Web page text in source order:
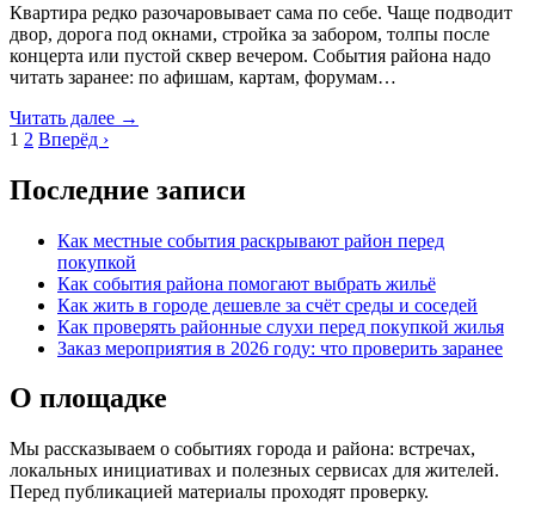
Квартира редко разочаровывает сама по себе. Чаще подводит
двор, дорога под окнами, стройка за забором, толпы после
концерта или пустой сквер вечером. События района надо
читать заранее: по афишам, картам, форумам…
Читать далее →
1 2 Вперёд ›
Последние записи
Как местные события раскрывают район перед
покупкой
Как события района помогают выбрать жильё
Как жить в городе дешевле за счёт среды и соседей
Как проверять районные слухи перед покупкой жилья
Заказ мероприятия в 2026 году: что проверить заранее
О площадке
Мы рассказываем о событиях города и района: встречах,
локальных инициативах и полезных сервисах для жителей.
Перед публикацией материалы проходят проверку.